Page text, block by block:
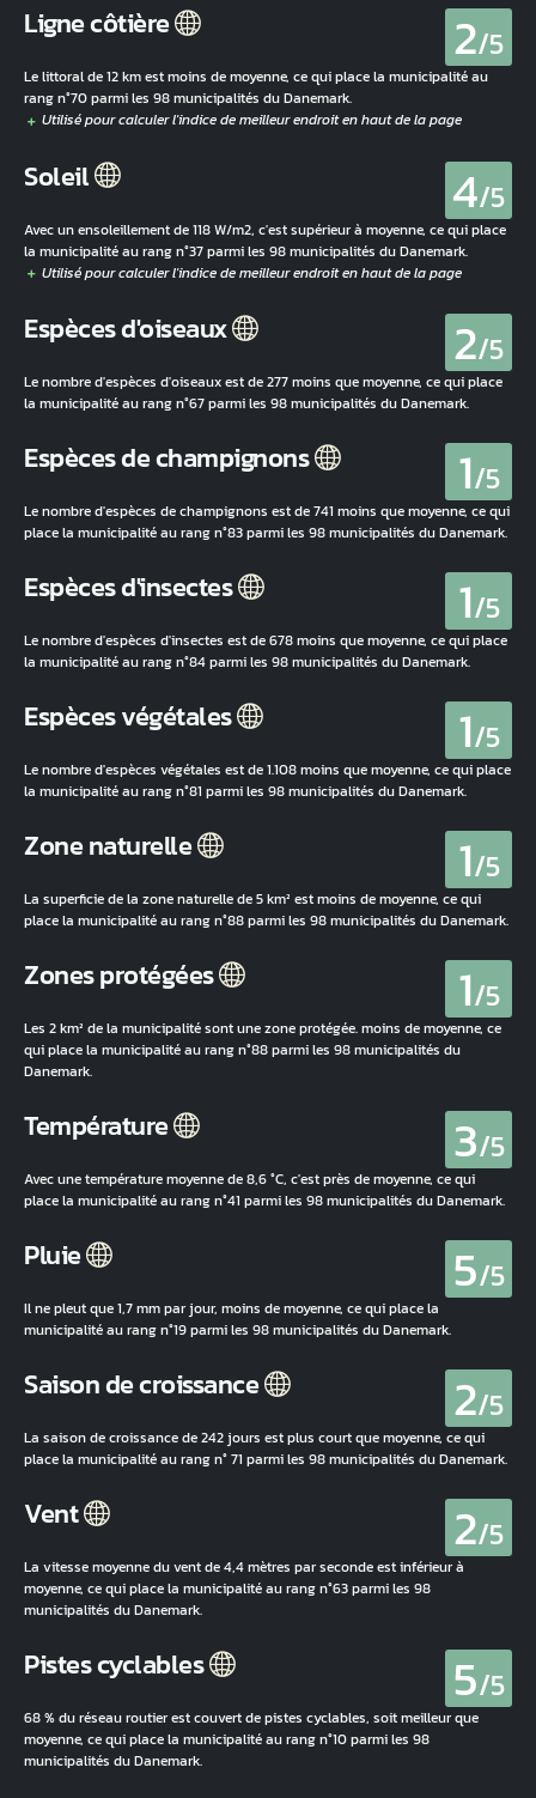
Ligne côtière 2/5
Le littoral de 12 km est moins de moyenne, ce qui place la municipalité au
rang n°70 parmi les 98 municipalités du Danemark.
Soleil 4/5
Avec un ensoleillement de 118 W/m2, c'est supérieur à moyenne, ce qui place
la municipalité au rang n°37 parmi les 98 municipalités du Danemark.
Espèces d'oiseaux 2/5
Le nombre d'espèces d'oiseaux est de 277 moins que moyenne, ce qui place
la municipalité au rang n°67 parmi les 98 municipalités du Danemark.
Espèces de champignons 1/5
Le nombre d'espèces de champignons est de 741 moins que moyenne, ce qui
place la municipalité au rang n°83 parmi les 98 municipalités du Danemark.
Espèces d'insectes 1/5
Le nombre d'espèces d'insectes est de 678 moins que moyenne, ce qui place
la municipalité au rang n°84 parmi les 98 municipalités du Danemark.
Espèces végétales 1/5
Le nombre d'espèces végétales est de 1.108 moins que moyenne, ce qui place
la municipalité au rang n°81 parmi les 98 municipalités du Danemark.
Zone naturelle 1/5
La superficie de la zone naturelle de 5 km² est moins de moyenne, ce qui
place la municipalité au rang n°88 parmi les 98 municipalités du Danemark.
Zones protégées 1/5
Les 2 km² de la municipalité sont une zone protégée. moins de moyenne, ce
qui place la municipalité au rang n°88 parmi les 98 municipalités du
Danemark.
Température 3/5
Avec une température moyenne de 8,6 °C, c'est près de moyenne, ce qui
place la municipalité au rang n°41 parmi les 98 municipalités du Danemark.
Pluie 5/5
Il ne pleut que 1,7 mm par jour, moins de moyenne, ce qui place la
municipalité au rang n°19 parmi les 98 municipalités du Danemark.
Saison de croissance 2/5
La saison de croissance de 242 jours est plus court que moyenne, ce qui
place la municipalité au rang n° 71 parmi les 98 municipalités du Danemark.
Vent 2/5
La vitesse moyenne du vent de 4,4 mètres par seconde est inférieur à
moyenne, ce qui place la municipalité au rang n°63 parmi les 98
municipalités du Danemark.
Pistes cyclables 5/5
68 % du réseau routier est couvert de pistes cyclables, soit meilleur que
moyenne, ce qui place la municipalité au rang n°10 parmi les 98
municipalités du Danemark.